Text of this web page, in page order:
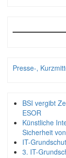
Presse-,
BSI vergibt
ESOR
Künstliche
Sicherheit
IT-
3. IT-